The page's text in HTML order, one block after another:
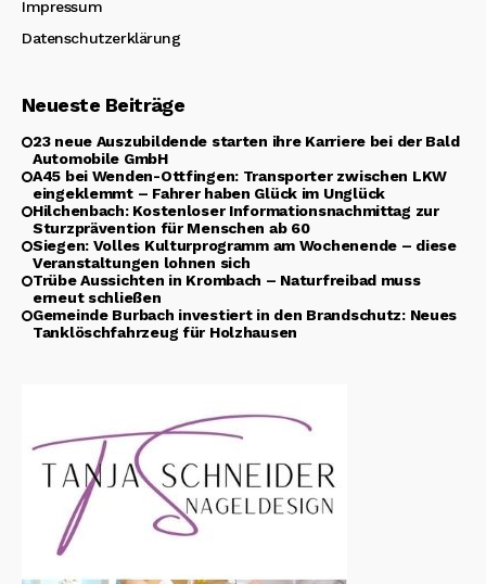
Impressum
Datenschutzerklärung
Neueste Beiträge
23 neue Auszubildende starten ihre Karriere bei der Bald
Automobile GmbH
A45 bei Wenden-Ottfingen: Transporter zwischen LKW
eingeklemmt – Fahrer haben Glück im Unglück
Hilchenbach: Kostenloser Informationsnachmittag zur
Sturzprävention für Menschen ab 60
Siegen: Volles Kulturprogramm am Wochenende – diese
Veranstaltungen lohnen sich
Trübe Aussichten in Krombach – Naturfreibad muss
erneut schließen
Gemeinde Burbach investiert in den Brandschutz: Neues
Tanklöschfahrzeug für Holzhausen